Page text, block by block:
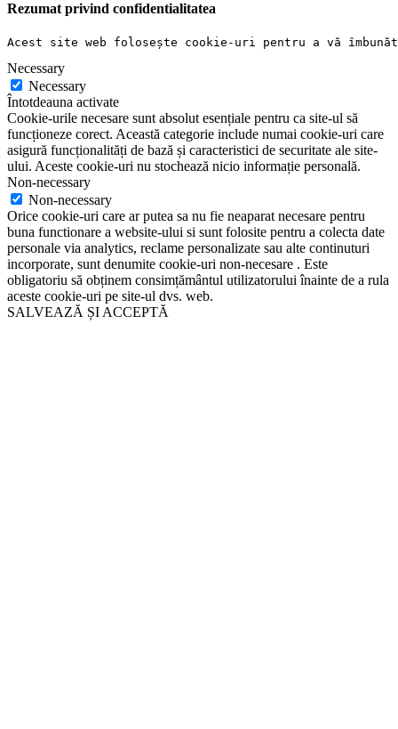
Rezumat privind confidentialitatea
Acest site web folosește cookie-uri pentru a vă
Necessary
Necessary
Întotdeauna activate
Cookie-urile necesare sunt absolut esențiale pentru ca site-ul să
funcționeze corect. Această categorie include numai cookie-uri care
asigură funcționalități de bază și caracteristici de securitate ale site-
ului. Aceste cookie-uri nu stochează nicio informație personală.
Non-necessary
Non-necessary
Orice cookie-uri care ar putea sa nu fie neaparat necesare pentru
buna functionare a website-ului si sunt folosite pentru a colecta date
personale via analytics, reclame personalizate sau alte continuturi
incorporate, sunt denumite cookie-uri non-necesare . Este
obligatoriu să obținem consimțământul utilizatorului înainte de a rula
aceste cookie-uri pe site-ul dvs. web.
SALVEAZĂ ȘI ACCEPTĂ